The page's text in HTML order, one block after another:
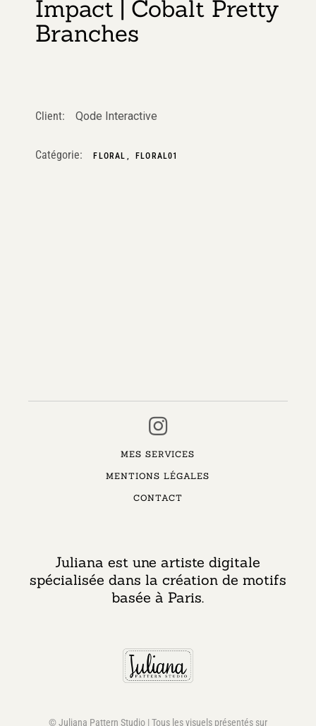
Impact | Cobalt Pretty
Branches
Client: Qode Interactive
Catégorie: FLORAL FLORAL01
MES SERVICES
MENTIONS LÉGALES
CONTACT
Juliana est une artiste digitale
spécialisée dans la création de motifs
basée à Paris.
© Juliana Pattern Studio | Tous les visuels présentés sur